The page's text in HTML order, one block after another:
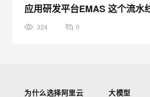
应用研发平台EMAS 这个流水
324 0
为什么选择阿里云 大模型